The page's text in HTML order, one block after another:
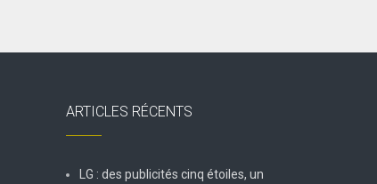
ARTICLES RÉCENTS
LG : des publicités cinq étoiles, un